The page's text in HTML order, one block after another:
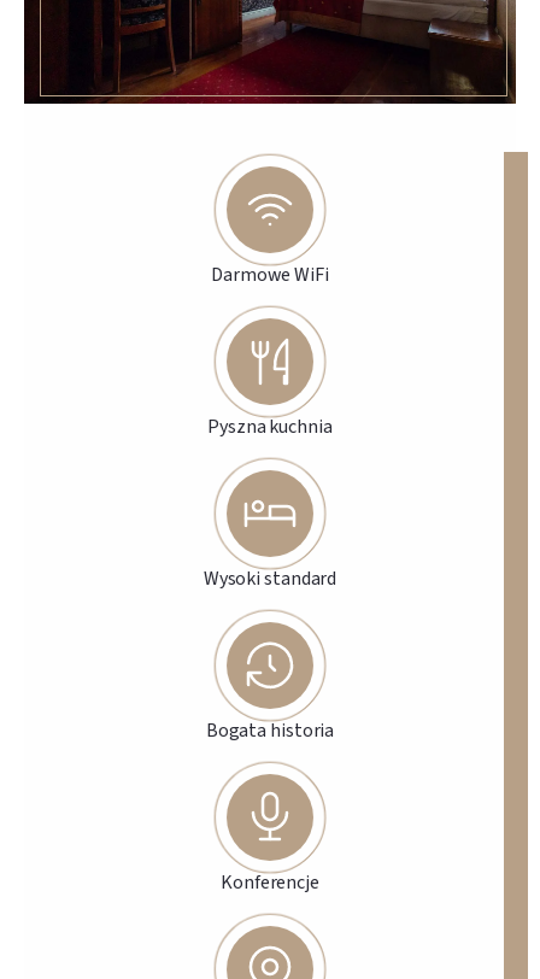
Darmowe WiFi
Pyszna kuchnia
Wysoki standard
Bogata historia
Konferencje